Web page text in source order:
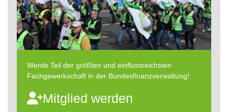
Werde Teil der größten und einflussreichsten
Fachgewerkschaft in der Bundesfinanzverwaltung!
Mitglied werden